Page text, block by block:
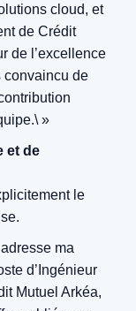
cloud, et
de Crédit
de l’excellence
convaincu de
»
et de
le
ma
d’Ingénieur
Mutuel Arkéa,